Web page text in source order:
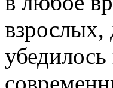
взрослых,